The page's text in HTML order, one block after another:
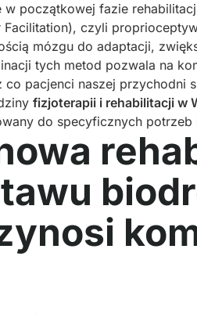
początkowej fazie
Facilitation), czyli
mózgu do adaptacji,
tych metod pozwala na
co pacjenci naszej przychodni
fizjoterapii i rehabilitacji w
do specyficznych